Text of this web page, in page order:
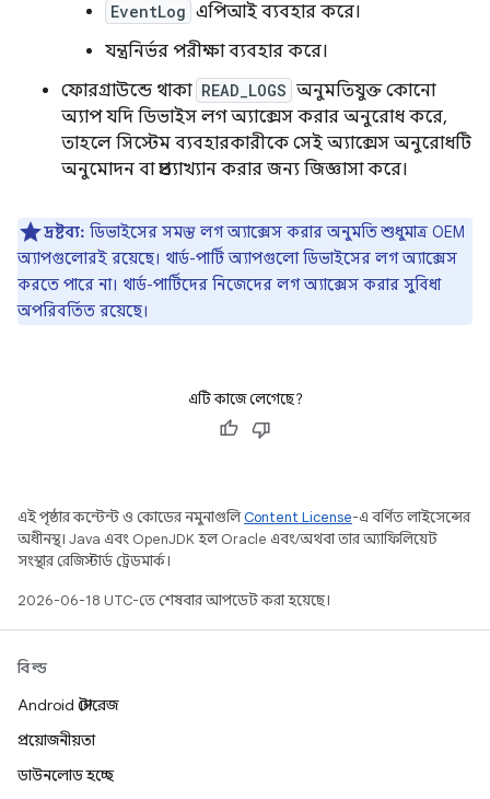
EventLog এপিআই ব্যবহার করে।
যন্ত্রনির্ভর পরীক্ষা ব্যবহার করে।
ফোরগ্রাউন্ডে থাকা READ_LOGS অনুমতিযুক্ত কোনো
অ্যাপ যদি ডিভাইস লগ অ্যাক্সেস করার অনুরোধ করে,
তাহলে সিস্টেম ব্যবহারকারীকে সেই অ্যাক্সেস অনুরোধটি
অনুমোদন বা প্রত্যাখ্যান করার জন্য জিজ্ঞাসা করে।
দ্রষ্টব্য: ডিভাইসের সমস্ত লগ অ্যাক্সেস করার অনুমতি শুধুমাত্র OEM
অ্যাপগুলোরই রয়েছে। থার্ড-পার্টি অ্যাপগুলো ডিভাইসের লগ অ্যাক্সেস
করতে পারে না। থার্ড-পার্টিদের নিজেদের লগ অ্যাক্সেস করার সুবিধা
অপরিবর্তিত রয়েছে।
এটি কাজে লেগেছে?
এই পৃষ্ঠার কন্টেন্ট ও কোডের নমুনাগুলিContent License-এ বর্ণিত লাইসেন্সের
অধীনস্থ। Java এবং OpenJDK হল Oracle এবং/অথবা তার অ্যাফিলিয়েট
সংস্থার রেজিস্টার্ড ট্রেডমার্ক।
2026-06-18 UTC-তে শেষবার আপডেট করা হয়েছে।
বিল্ড
Android স্টোরেজ
প্রয়োজনীয়তা
ডাউনলোড হচ্ছে